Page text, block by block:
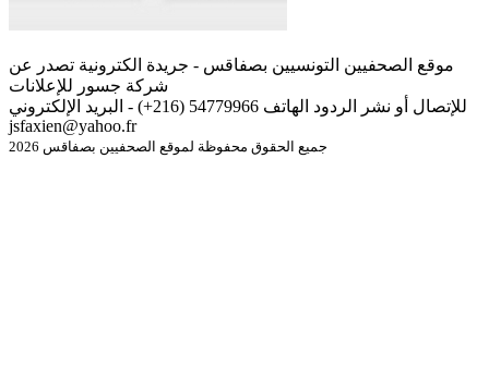
موقع الصحفيين التونسيين بصفاقس - جريدة الكترونية تصدر عن
شركة جسور للإعلانات
للإتصال أو نشر الردود الهاتف 54779966 (216+) - البريد الإلكتروني
jsfaxien@yahoo.fr
جميع الحقوق محفوظة لموقع الصحفيين بصفاقس 2026